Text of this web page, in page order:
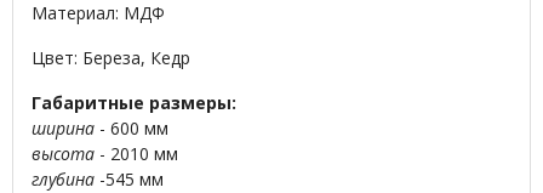
Материал: МДФ
Цвет: Береза, Кедр
Габаритные размеры:
ширина - 600 мм
высота - 2010 мм
глубина -545 мм